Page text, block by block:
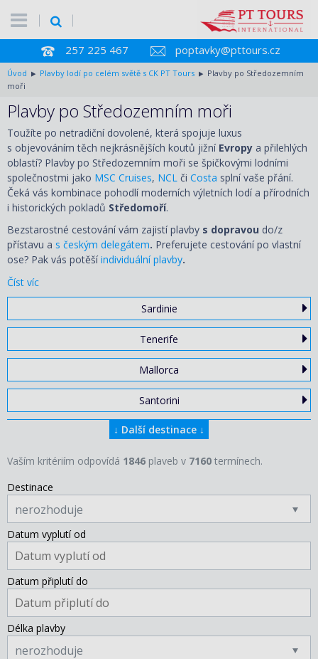
257 225 467 poptavky@pttours.cz
Úvod Plavby lodí po celém světě s CK PT Tours
Plavby po Středozemním
moři
Plavby po Středozemním moři
Toužíte po netradiční dovolené, která spojuje luxus
s objevováním těch nejkrásnějších koutů jižní Evropy a přilehlých
oblastí? Plavby po Středozemním moři se špičkovými lodními
společnostmi jako MSC Cruises, NCL či Costa splní vaše přání.
Čeká vás kombinace pohodlí moderních výletních lodí a přírodních
i historických pokladů Středomoří.
Bezstarostné cestování vám zajistí plavby s dopravou do/z
přístavu a s českým delegátem. Preferujete cestování po vlastní
ose? Pak vás potěšíindividuální plavby.
Číst víc
Sardinie
Tenerife
Mallorca
Santorini
↓ Další destinace ↓
Vaším kritériím odpovídá 1846 plaveb v 7160 termínech.
Destinace
nerozhoduje
Datum vyplutí od
Datum připlutí do
Délka plavby
nerozhoduje